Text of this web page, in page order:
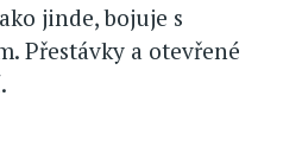
jinde, bojuje s
Přestávky a otevřené